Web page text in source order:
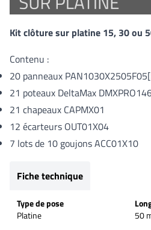
Kit clôture sur platine 15, 30 ou
Contenu :
20 panneaux
21 poteaux DeltaMax
21 chapeaux CAPMX01
12 écarteurs OUT01X04
7 lots de 10 goujons ACC01X10
Fiche technique
Type de pose
Platine
50